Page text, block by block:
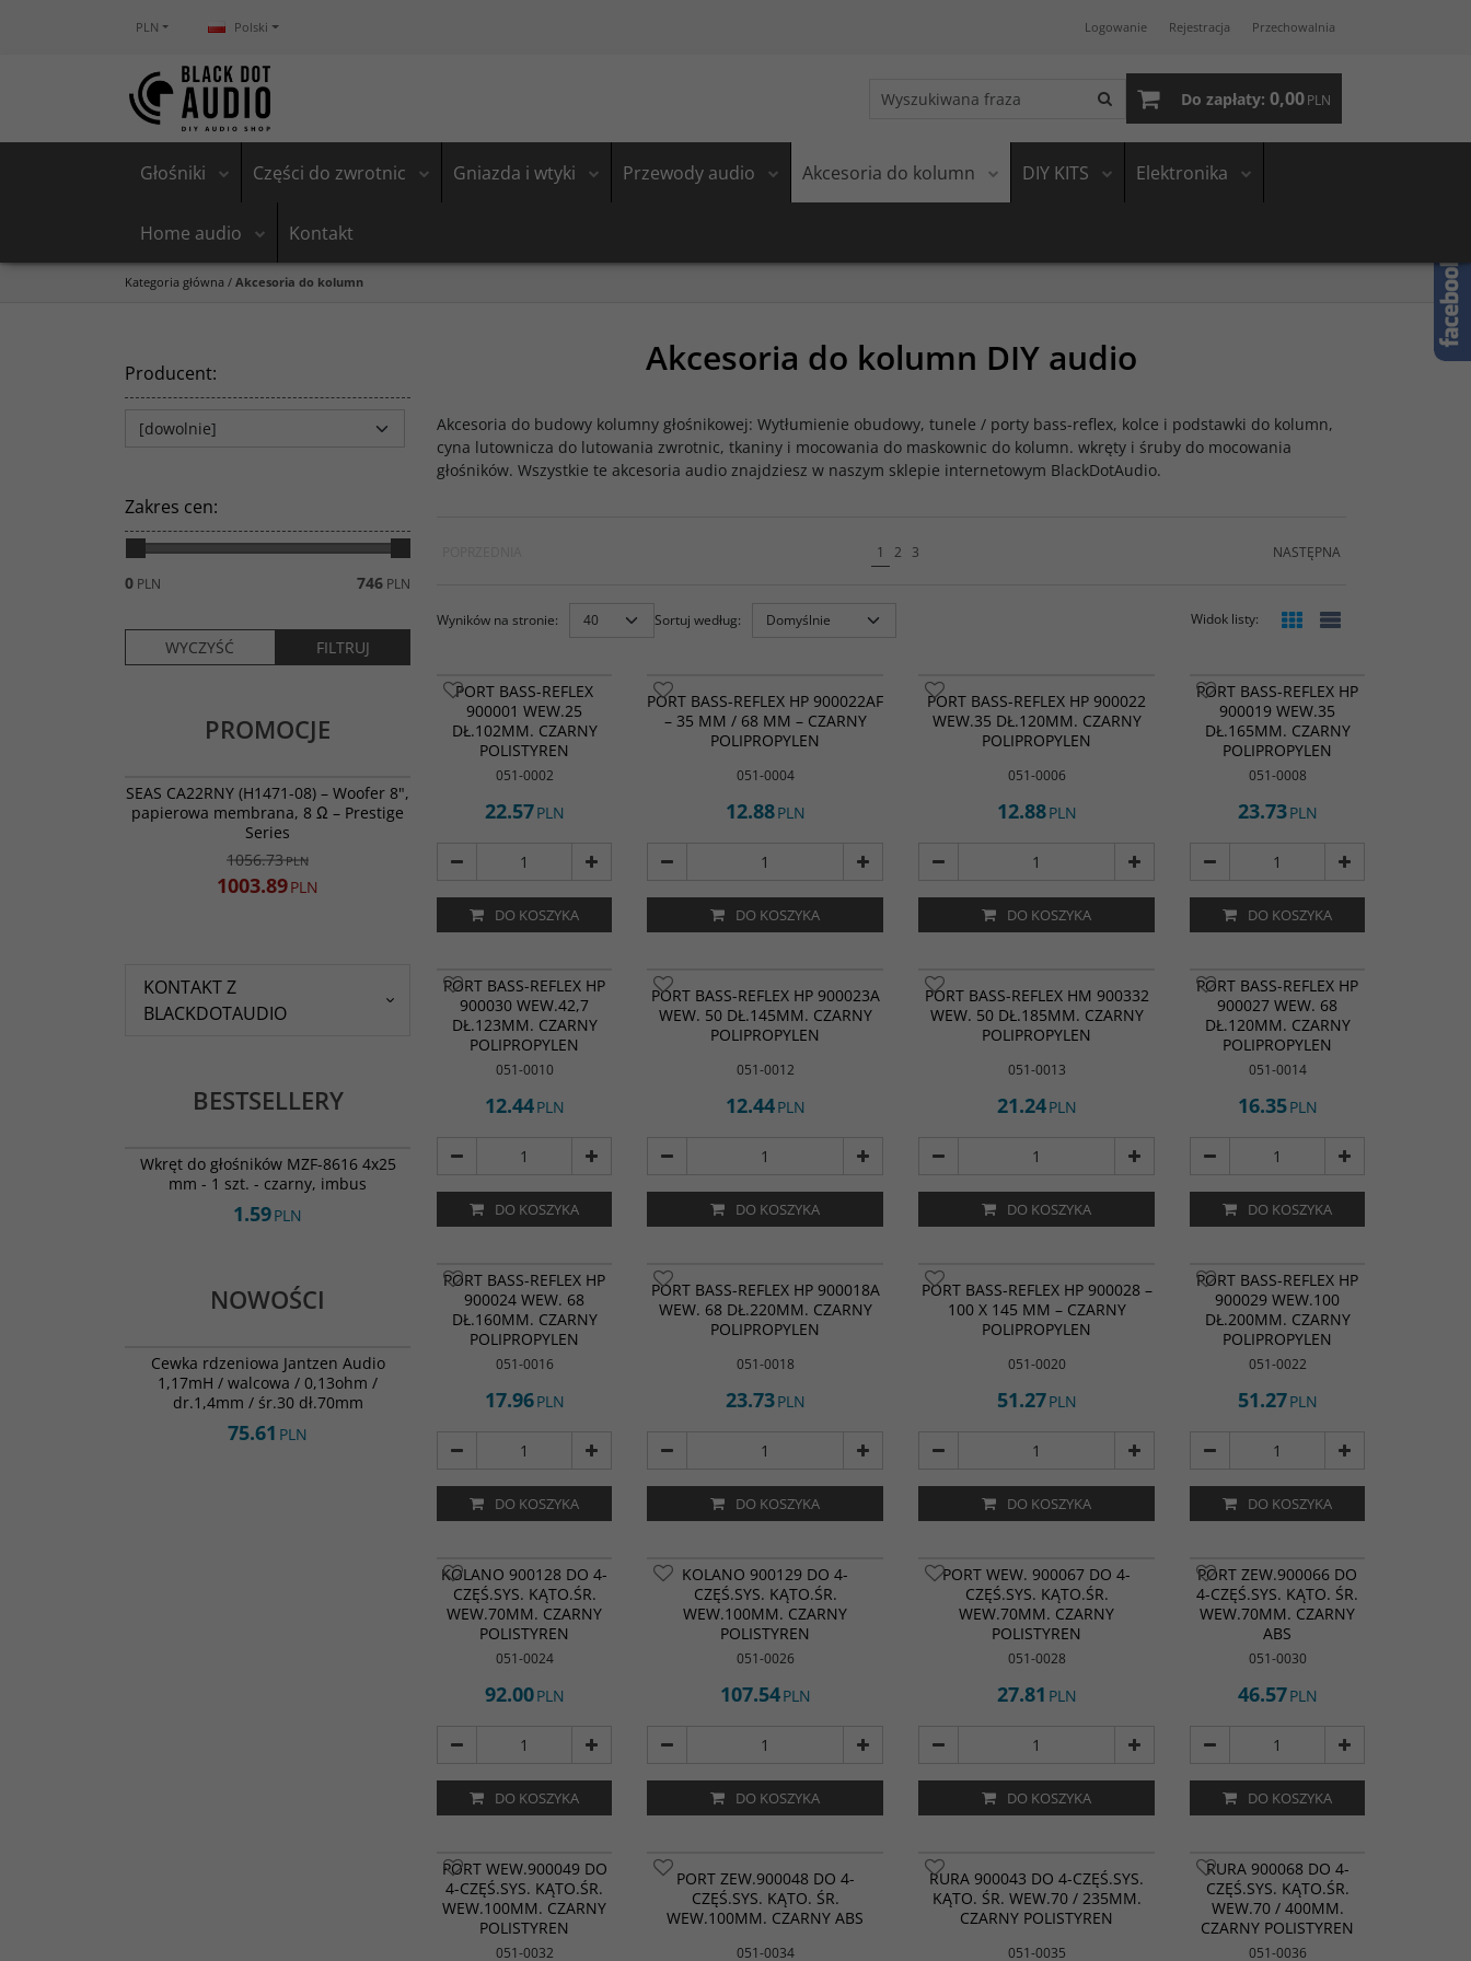
PLN Polski Logowanie Rejestracja Przechowalnia
Do zapłaty: 0,00PLN
Głośniki Części do zwrotnic Gniazda i wtyki Przewody audio Akcesoria do kolumn DIY KITS Elektronika
Home audio Kontakt
Kategoria główna / Akcesoria do kolumn
Akcesoria do kolumn DIY audio
Akcesoria do budowy kolumny głośnikowej: Wytłumienie obudowy, tunele / porty bass-reflex, kolce i podstawki do kolumn,
cyna lutownicza do lutowania zwrotnic, tkaniny i mocowania do maskownic do kolumn. wkręty i śruby do mocowania
głośników. Wszystkie te akcesoria audio znajdziesz w naszym sklepie internetowym BlackDotAudio.
1 2 3 NASTĘPNA
Wyników na stronie: Sortuj według: Widok listy:
PORT BASS-REFLEX
900001 WEW.25
DŁ.102MM. CZARNY
POLISTYREN
051-0002
22.57PLN
DO KOSZYKA
PORT BASS-REFLEX HP 900022AF
– 35 MM / 68 MM – CZARNY
POLIPROPYLEN
051-0004
12.88PLN
DO KOSZYKA
PORT BASS-REFLEX HP 900022
WEW.35 DŁ.120MM. CZARNY
POLIPROPYLEN
051-0006
12.88PLN
DO KOSZYKA
PORT BASS-REFLEX HP
900019 WEW.35
DŁ.165MM. CZARNY
POLIPROPYLEN
051-0008
23.73PLN
DO KOSZYKA
PORT BASS-REFLEX HP
900030 WEW.42,7
DŁ.123MM. CZARNY
POLIPROPYLEN
051-0010
12.44PLN
DO KOSZYKA
PORT BASS-REFLEX HP 900023A
WEW. 50 DŁ.145MM. CZARNY
POLIPROPYLEN
051-0012
12.44PLN
DO KOSZYKA
PORT BASS-REFLEX HM 900332
WEW. 50 DŁ.185MM. CZARNY
POLIPROPYLEN
051-0013
21.24PLN
DO KOSZYKA
PORT BASS-REFLEX HP
900027 WEW. 68
DŁ.120MM. CZARNY
POLIPROPYLEN
051-0014
16.35PLN
DO KOSZYKA
PORT BASS-REFLEX HP
900024 WEW. 68
DŁ.160MM. CZARNY
POLIPROPYLEN
051-0016
17.96PLN
DO KOSZYKA
PORT BASS-REFLEX HP 900018A
WEW. 68 DŁ.220MM. CZARNY
POLIPROPYLEN
051-0018
23.73PLN
DO KOSZYKA
PORT BASS-REFLEX HP 900028 –
100 X 145 MM – CZARNY
POLIPROPYLEN
051-0020
51.27PLN
DO KOSZYKA
PORT BASS-REFLEX HP
900029 WEW.100
DŁ.200MM. CZARNY
POLIPROPYLEN
051-0022
51.27PLN
DO KOSZYKA
KOLANO 900128 DO 4-
CZĘŚ.SYS. KĄTO.ŚR.
WEW.70MM. CZARNY
POLISTYREN
051-0024
92.00PLN
DO KOSZYKA
KOLANO 900129 DO 4-
CZĘŚ.SYS. KĄTO.ŚR.
WEW.100MM. CZARNY
POLISTYREN
051-0026
107.54PLN
DO KOSZYKA
PORT WEW. 900067 DO 4-
CZĘŚ.SYS. KĄTO.ŚR.
WEW.70MM. CZARNY
POLISTYREN
051-0028
27.81 PLN
DO KOSZYKA
PORT ZEW.900066 DO
4-CZĘŚ.SYS. KĄTO. ŚR.
WEW.70MM. CZARNY
ABS
051-0030
46.57PLN
DO KOSZYKA
PORT WEW.900049 DO
4-CZĘŚ.SYS. KĄTO.ŚR.
WEW.100MM. CZARNY
POLISTYREN
051-0032
PORT ZEW.900048 DO 4-
CZĘŚ.SYS. KĄTO. ŚR.
WEW.100MM. CZARNY ABS
051-0034
RURA 900043 DO 4-CZĘŚ.SYS.
KĄTO. ŚR. WEW.70 / 235MM.
CZARNY POLISTYREN
051-0035
RURA 900068 DO 4-
CZĘŚ.SYS. KĄTO.ŚR.
WEW.70 / 400MM.
CZARNY POLISTYREN
051-0036
Producent:
Zakres cen:
0 PLN 746 PLN
PROMOCJE
PROMOCJA
SEAS CA22RNY (H1471-08) – Woofer 8",
papierowa membrana, 8 Ω – Prestige
Series
1056.73PLN
1003.89PLN
KONTAKT Z
BLACKDOTAUDIO
BESTSELLERY
BESTSELLER
Wkręt do głośników MZF-8616 4x25
mm - 1 szt. - czarny, imbus
1.59PLN
NOWOŚCI
NOWOŚĆ
Cewka rdzeniowa Jantzen Audio
1,17mH / walcowa / 0,13ohm /
dr.1,4mm / śr.30 dł.70mm
75.61 PLN